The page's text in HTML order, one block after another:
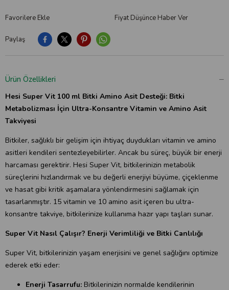
Paylaş
Favorilere Ekle Fiyat Düşünce Haber Ver
Ürün Özellikleri
Hesi Super Vit 100 ml Bitki Amino Asit Desteği: Bitki
Metabolizması İçin Ultra-Konsantre Vitamin ve Amino Asit
Takviyesi
Bitkiler, sağlıklı bir gelişim için ihtiyaç duydukları vitamin ve amino
asitleri kendileri sentezleyebilirler. Ancak bu süreç, büyük bir enerji
harcaması gerektirir. Hesi Super Vit, bitkilerinizin metabolik
süreçlerini hızlandırmak ve bu değerli enerjiyi büyüme, çiçeklenme
ve hasat gibi kritik aşamalara yönlendirmesini sağlamak için
tasarlanmıştır. 15 vitamin ve 10 amino asit içeren bu ultra-
konsantre takviye, bitkilerinize kullanıma hazır yapı taşları sunar.
Super Vit Nasıl Çalışır? Enerji Verimliliği ve Bitki Canlılığı
Super Vit, bitkilerinizin yaşam enerjisini ve genel sağlığını optimize
ederek etki eder:
Enerji Tasarrufu: Bitkilerinizin normalde kendilerinin